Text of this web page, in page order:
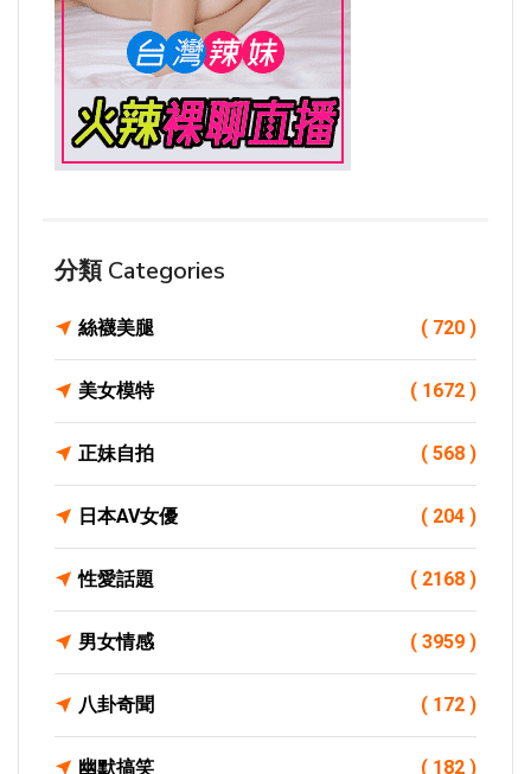
分類 Categories
絲襪美腿 ( 720 )
美女模特 ( 1672 )
正妹自拍 ( 568 )
日本AV女優 ( 204 )
性愛話題 ( 2168 )
男女情感 ( 3959 )
八卦奇聞 ( 172 )
幽默搞笑 ( 182 )